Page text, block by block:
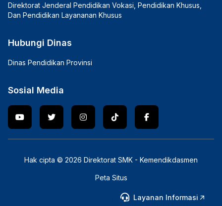
Layanan Informasi
Direktorat Jenderal Pendidikan Vokasi, Pendidikan Khusus,
Dan Pendidikan Layananan Khusus
Hubungi Dinas
Dinas Pendidikan Provinsi
Sosial Media
Hak cipta © 2026 Direktorat SMK - Kemendikdasmen
Peta Situs